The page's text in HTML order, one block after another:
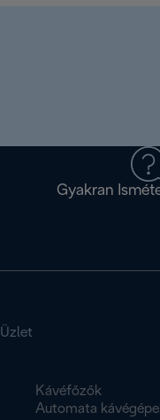
Gyakran
Üzlet
Kávéfőzők
Automata